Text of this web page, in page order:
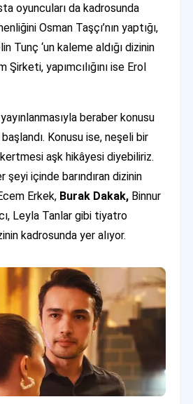
oyuncuları da kadrosunda
Osman Taşçı’nın yaptığı,
Tunç ‘un kaleme aldığı dizinin
Şirketi, yapımcılığını ise Erol
beraber konusu
Konusu ise, neşeli bir
aşk hikâyesi diyebiliriz.
şeyi içinde barındıran dizinin
Erkek, Burak Dakak, Binnur
Leyla Tanlar gibi tiyatro
kadrosunda yer alıyor.